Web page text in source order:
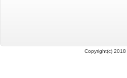
Copyright(c) 2018